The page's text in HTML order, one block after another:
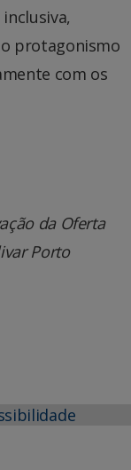
protagonismo
com os
da Oferta
Porto